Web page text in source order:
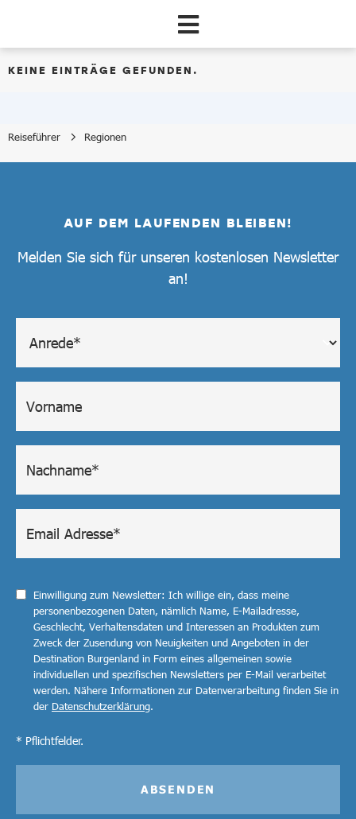
KEINE EINTRÄGE GEFUNDEN.
Reiseführer Regionen
AUF DEM LAUFENDEN BLEIBEN!
Melden Sie sich für unseren kostenlosen Newsletter
an!
Einwilligung zum Newsletter: Ich willige ein, dass meine
personenbezogenen Daten, nämlich Name, E-Mailadresse,
Geschlecht, Verhaltensdaten und Interessen an Produkten zum
Zweck der Zusendung von Neuigkeiten und Angeboten in der
Destination Burgenland in Form eines allgemeinen sowie
individuellen und spezifischen Newsletters per E-Mail verarbeitet
werden. Nähere Informationen zur Datenverarbeitung finden Sie in
der Datenschutzerklärung.
* Pflichtfelder.
ABSENDEN